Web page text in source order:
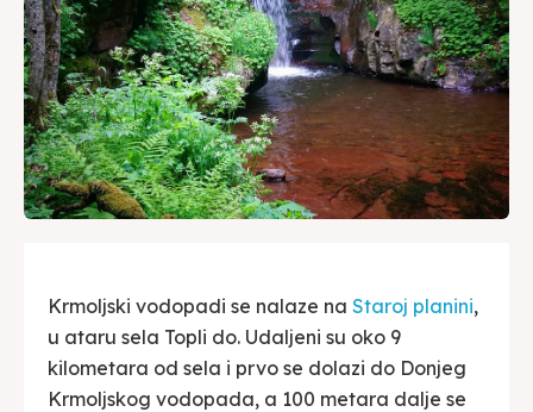
Krmoljski vodopadi se nalaze na Staroj planini,
u ataru sela Topli do. Udaljeni su oko 9
kilometara od sela i prvo se dolazi do Donjeg
Krmoljskog vodopada, a 100 metara dalje se